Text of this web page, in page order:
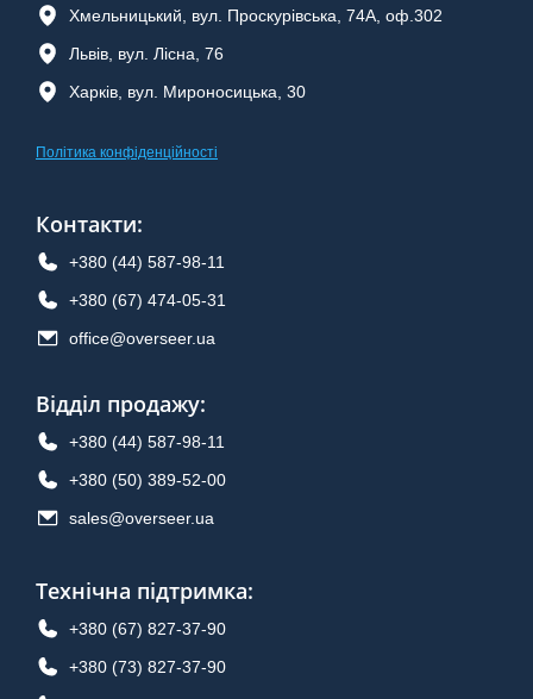
Хмельницький, вул. Проскурівська, 74А, оф.302
Львів, вул. Лісна, 76
Харків, вул. Мироносицька, 30
Політика конфіденційності
Контакти:
+380 (44) 587-98-11
+380 (67) 474-05-31
office@overseer.ua
Відділ продажу:
+380 (44) 587-98-11
+380 (50) 389-52-00
sales@overseer.ua
Технічна підтримка:
+380 (67) 827-37-90
+380 (73) 827-37-90